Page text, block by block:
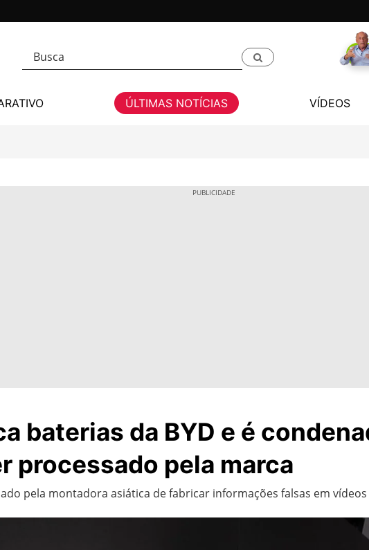
ÚLTIMAS NOTÍCIAS VÍDEOS
baterias da BYD e é
processado pela marca
pela montadora asiática de fabricar informações falsas em